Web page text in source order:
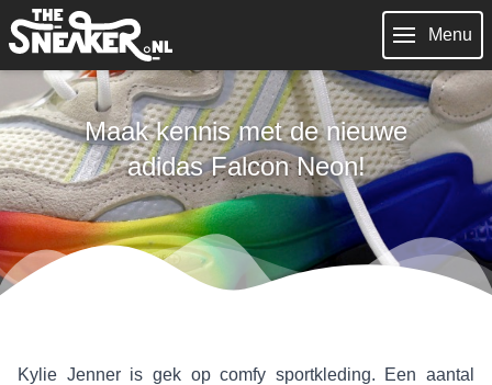
Menu
Maak kennis met de nieuwe
adidas Falcon Neon!
Kylie Jenner is gek op comfy sportkleding. Een aantal